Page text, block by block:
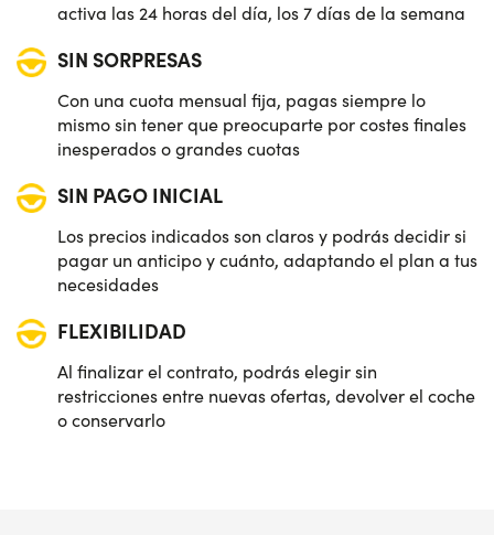
activa las 24 horas del día, los 7 días de la semana
SIN SORPRESAS
Con una cuota mensual fija, pagas siempre lo
mismo sin tener que preocuparte por costes finales
inesperados o grandes cuotas
SIN PAGO INICIAL
Los precios indicados son claros y podrás decidir si
pagar un anticipo y cuánto, adaptando el plan a tus
necesidades
FLEXIBILIDAD
Al finalizar el contrato, podrás elegir sin
restricciones entre nuevas ofertas, devolver el coche
o conservarlo